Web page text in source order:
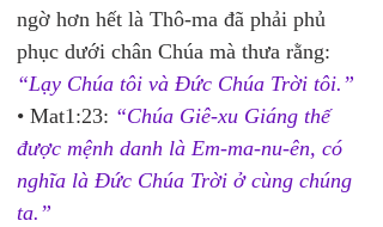
ngờ hơn hết là Thô-ma đã phải phủ
phục dưới chân Chúa mà thưa rằng:
“Lạy Chúa tôi và Đức Chúa Trời tôi.”
• Mat1:23: “Chúa Giê-xu Giáng thế
được mệnh danh là Em-ma-nu-ên, có
nghĩa là Đức Chúa Trời ở cùng chúng
ta.”